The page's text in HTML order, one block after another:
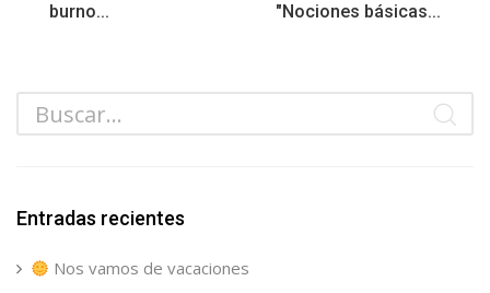
burno...
"Nociones básicas...
Entradas recientes
Nos vamos de vacaciones